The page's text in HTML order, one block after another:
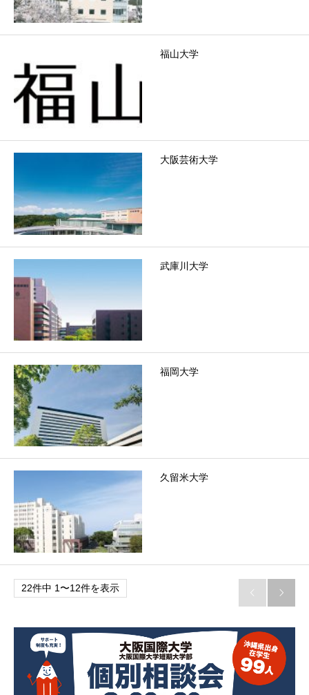
福山大学
大阪芸術大学
武庫川大学
福岡大学
久留米大学
22件中 1〜12件を表示  